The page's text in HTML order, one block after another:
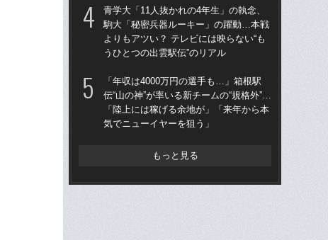
青学大「11人抜かれの4年生」の執念、
駒大「秘密兵器ルーキー」の躍動…本戦
よりもアツい？ テレビには映らない“も
うひとつの出雲駅伝”のリアル
「年収は4000万円の選手も…」箱根駅
伝“山の神”が率いる新チームの“規格外”…
「陸上には稼げる余地が」「来年から本
気でニューイヤーを狙う」
もっと見る